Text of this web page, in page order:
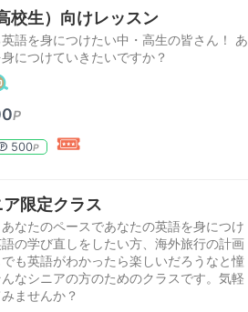
校生）向けレッスン
語を身につけたい中・高生の皆さん！ あ
につけていきたいですか？
P
500P
限定クラス
なたのペースであなたの英語を身につけ
の学び直しをしたい方、海外旅行の計画
も英語がわかったら楽しいだろうなと憧
なシニアの方のためのクラスです。気軽
ませんか？